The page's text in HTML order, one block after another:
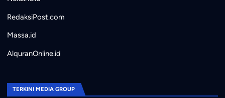
RedaksiPost.com
Massa.id
AlquranOnline.id
TERKINI MEDIA GROUP